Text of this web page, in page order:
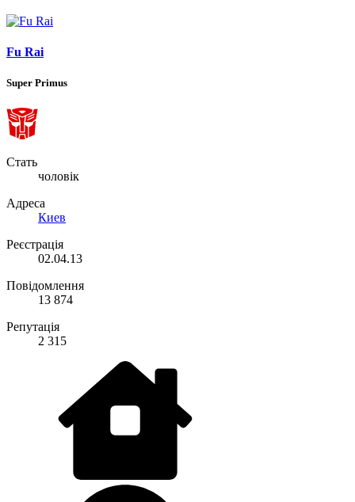
Fu Rai
Super Primus
Стать
чоловік
Адреса
Киев
Реєстрація
02.04.13
Повідомлення
13 874
Репутація
2 315